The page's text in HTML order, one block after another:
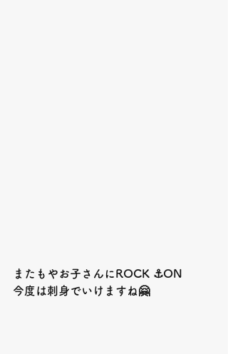
またもやお子さんにROCK ⚓️ON
今度は刺身でいけますね🤗